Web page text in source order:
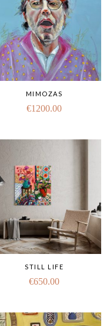
MIMOZAS
€1200.00
STILL LIFE
€650.00